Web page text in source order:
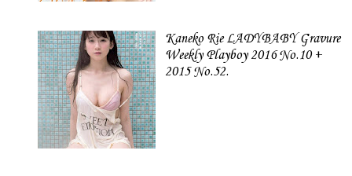
Kaneko Rie LADYBABY Gravure
Weekly Playboy 2016 No.10 +
2015 No.52.